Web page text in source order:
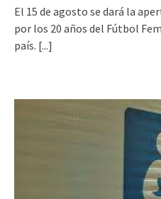
El 15 de agosto se dará la
por los 20 años del Fútbol
país. [...]